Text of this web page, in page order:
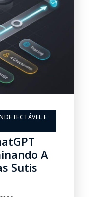
E
A
Sutis